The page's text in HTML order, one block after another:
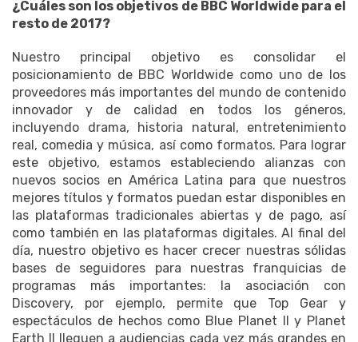
¿Cuáles son los objetivos de BBC Worldwide para el
resto de 2017?
Nuestro principal objetivo es consolidar el
posicionamiento de BBC Worldwide como uno de los
proveedores más importantes del mundo de contenido
innovador y de calidad en todos los géneros,
incluyendo drama, historia natural, entretenimiento
real, comedia y música, así como formatos. Para lograr
este objetivo, estamos estableciendo alianzas con
nuevos socios en América Latina para que nuestros
mejores títulos y formatos puedan estar disponibles en
las plataformas tradicionales abiertas y de pago, así
como también en las plataformas digitales. Al final del
día, nuestro objetivo es hacer crecer nuestras sólidas
bases de seguidores para nuestras franquicias de
programas más importantes: la asociación con
Discovery, por ejemplo, permite que Top Gear y
espectáculos de hechos como Blue Planet II y Planet
Earth II lleguen a audiencias cada vez más grandes en